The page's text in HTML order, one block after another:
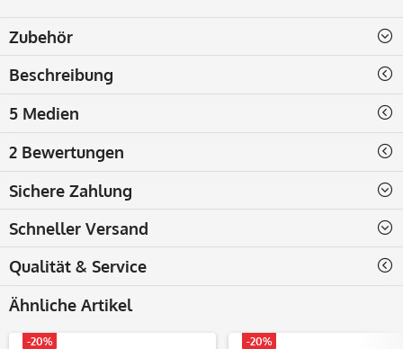
Zubehör
Beschreibung
5 Medien
2 Bewertungen
Sichere Zahlung
Schneller Versand
Qualität & Service
Ähnliche Artikel
-20% -20%